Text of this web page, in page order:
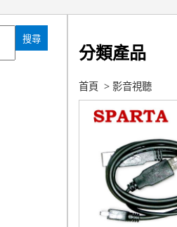
搜尋
分類產品
首頁 > 影音視聽